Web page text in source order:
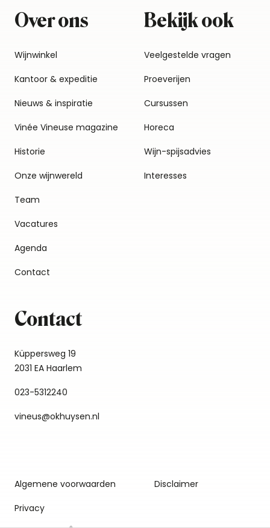
Over ons
Wijnwinkel
Kantoor & expeditie
Nieuws & inspiratie
Vinée Vineuse magazine
Historie
Onze wijnwereld
Team
Vacatures
Agenda
Contact
Bekijk ook
Veelgestelde vragen
Proeverijen
Cursussen
Horeca
Wijn-spijsadvies
Interesses
Contact
Küppersweg 19
2031 EA Haarlem
023-5312240
vineus@okhuysen.nl
Algemene voorwaarden
Disclaimer
Privacy